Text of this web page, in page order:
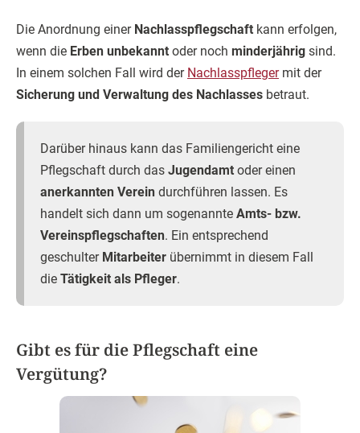
Die Anordnung einer Nachlasspflegschaft kann erfolgen,
wenn die Erben unbekannt oder noch minderjährig sind.
In einem solchen Fall wird der Nachlasspflegermit der
Sicherung und Verwaltung des Nachlasses betraut.
Darüber hinaus kann das Familiengericht eine
Pflegschaft durch das Jugendamt oder einen
anerkannten Verein durchführen lassen. Es
handelt sich dann um sogenannte Amts- bzw.
Vereinspflegschaften. Ein entsprechend
geschulter Mitarbeiter übernimmt in diesem Fall
die Tätigkeit als Pfleger.
Gibt es für die Pflegschaft eine
Vergütung?